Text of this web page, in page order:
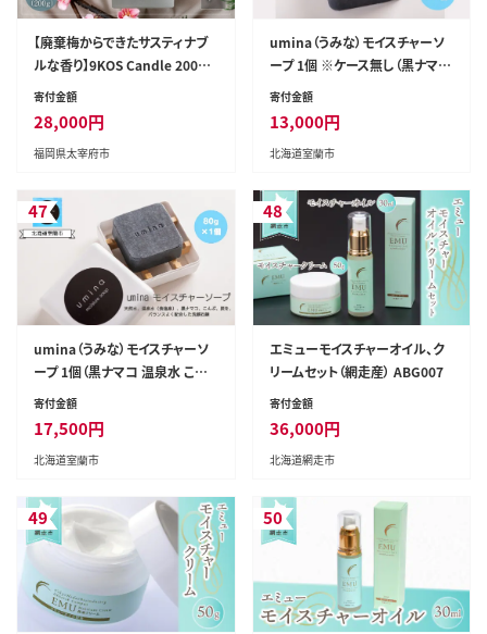
【廃棄梅からできたサスティナブ
ルな香り】9KOS Candle 200g
「福岡・太宰府の香り」Ume & Ce
ウッド
寄付金額
28,000円
福岡県太宰府市
umina（うみな）モイスチャーソ
ープ 1個 ※ケース無し（黒ナマコ
温泉水 こんぶ 配合） MROQ010
寄付金額
13,000円
北海道室蘭市
47
umina（うみな）モイスチャーソ
ープ 1個（黒ナマコ 温泉水 こん
ぶ 配合） MROQ005
寄付金額
17,500円
北海道室蘭市
48
エミューモイスチャーオイル、ク
リームセット（網走産） ABG007
寄付金額
36,000円
北海道網走市
49 50